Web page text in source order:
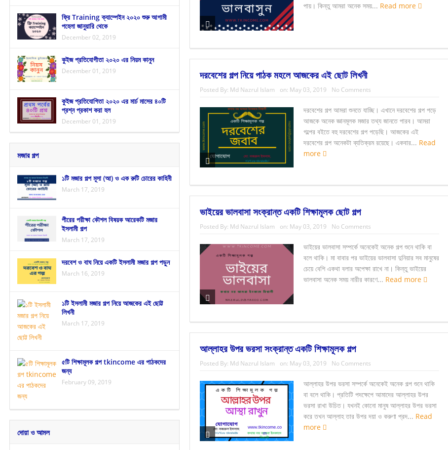
পায়। কিন্তু আমরা অনেক সময়... Read more
দরবেশের গল্প নিয়ে পাঠক মহলে আজকের এই ছোট লিখনী
Posted By: Md Nazrul Islam on: May 03, 2019 No Comments
দরবেশের গল্প আমরা শুনতে যাচ্ছি। এখানে দরবেশের গল্প পড়ে
আজকে অনেক জ্ঞানমূলক মজার তথ্য জানতে পারব। আমরা
গল্পের বইতে বহু দরবেশের গল্প পড়েছি। আজকের এই
দরবেশের গল্প অনেকটা ব্যতিক্রম রয়েছে। একবার... Read
more
ভাইয়ের ভালবাসা সংক্রান্ত একটি শিক্ষামূলক ছোট গল্প
Posted By: Md Nazrul Islam on: May 03, 2019 No Comments
ভাইয়ের ভালবাসা সম্পর্কে অনেকেই অনেক গল্প শুনে থাকি বা
বলে থাকি। মা বাবার পর ভাইয়ের ভালবাসা দুনিয়ার সব মানুষের
চেয়ে বেশি একথা বলার অপেক্ষা রাখে না। কিন্তু ভাইয়ের
ভালবাসা অনেক সময় নারীর কারণে... Read more
আল্লাহর উপর ভরসা সংক্রান্ত একটি শিক্ষামূলক গল্প
Posted By: Md Nazrul Islam on: May 03, 2019 No Comments
আল্লাহর উপর ভরসা সম্পর্কে অনেকেই অনেক গল্প শুনে থাকি
বা বলে থাকি। প্রতিটি পদক্ষেপে আমাদের আল্লাহর উপর
ভরসা রাখা উচিত। যখনই কোনো মানুষ আল্লাহর উপর ভরসা
করে তখন আল্লাহ তার উপর দয়া ও করুণা প্রদ... Read
more
ফ্রি Training ক্যাম্পেইন ২০২০ শুরু আগামী
পহেলা জানুয়ারি থেকে
December 02, 2019
কুইজ প্রতিযোগীতা ২০২০ এর নিয়ম কানুন
December 01, 2019
কুইজ প্রতিযোগিতা ২০২০ এর মার্চ মাসের ৪০টি
প্রশ্ন প্রকাশ করা হল
December 01, 2019
মজার গল্প
১টি মজার গল্প মূসা (আ) ও এক রুটি চোরের কাহিনী
March 17, 2019
পীরের পরীক্ষা কৌশল বিষয়ক আরেকটি মজার
ইসলামী গল্প
March 17, 2019
দরবেশ ও বাঘ নিয়ে একটি ইসলামী মজার গল্প পড়ুন
March 16, 2019
১টি ইসলামী মজার গল্প নিয়ে আজকের এই ছোট্ট
লিখনী
March 17, 2019
৫টি শিক্ষামূলক গল্প tkincome এর পাঠকদের
জন্য
February 09, 2019
দোয়া ও আমল